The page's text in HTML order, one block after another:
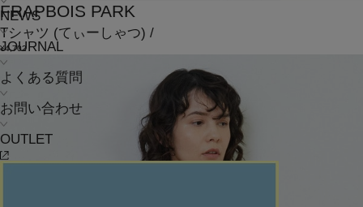
NEWS
JOURNAL
よくある質問
お問い合わせ
OUTLET
FRAPBOIS PARK
Tシャツ (てぃーしゃつ) /
¥4,702